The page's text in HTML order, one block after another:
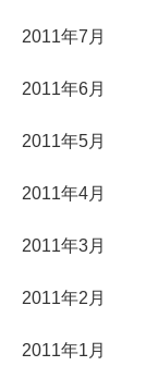
2011年7月
2011年6月
2011年5月
2011年4月
2011年3月
2011年2月
2011年1月